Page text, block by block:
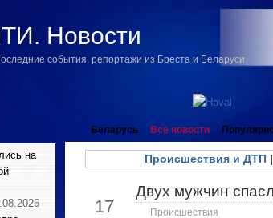
Новости
события, репортажи из Бреста и Беларуси
на
Беларусь Все новости
Происшествия и ДТП|
17
Двух мужчин
Происшествия